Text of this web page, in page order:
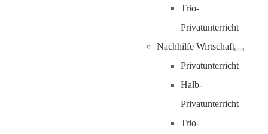
Trio-
Privatunterricht
Nachhilfe Wirtschaft
Privatunterricht
Halb-
Privatunterricht
Trio-